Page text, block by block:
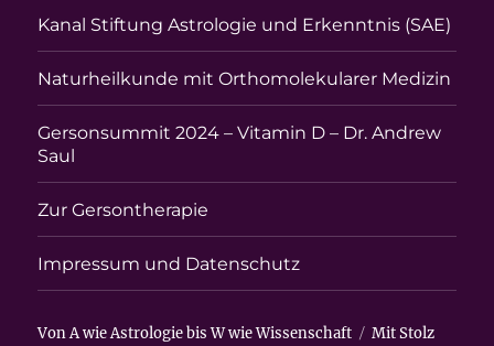
Kanal Stiftung Astrologie und Erkenntnis (SAE)
Naturheilkunde mit Orthomolekularer Medizin
Gersonsummit 2024 – Vitamin D – Dr. Andrew
Saul
Zur Gersontherapie
Impressum und Datenschutz
Von A wie Astrologie bis W wie Wissenschaft Mit Stolz